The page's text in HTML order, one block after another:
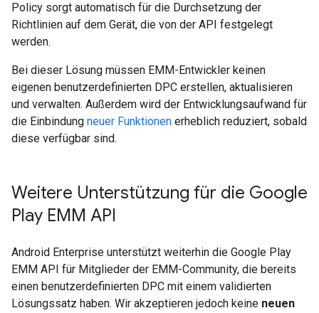
Policy sorgt automatisch für die Durchsetzung der
Richtlinien auf dem Gerät, die von der API festgelegt
werden.
Bei dieser Lösung müssen EMM-Entwickler keinen
eigenen benutzerdefinierten DPC erstellen, aktualisieren
und verwalten. Außerdem wird der Entwicklungsaufwand für
die Einbindung neuer Funktionen erheblich reduziert, sobald
diese verfügbar sind.
Weitere Unterstützung für die Google
Play EMM API
Android Enterprise unterstützt weiterhin die Google Play
EMM API für Mitglieder der EMM-Community, die bereits
einen benutzerdefinierten DPC mit einem validierten
Lösungssatz haben. Wir akzeptieren jedoch keine neuen